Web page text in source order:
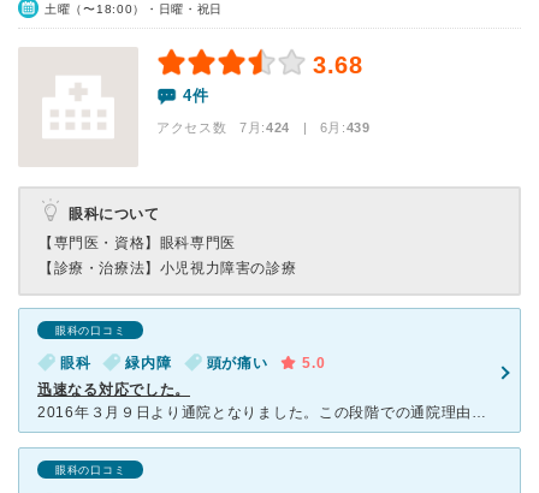
土曜（〜18:00）・日曜・祝日
3.68
4件
アクセス数 7月:424 | 6月:439
眼科について
【専門医・資格】 眼科専門医
【診療・治療法】 小児視力障害の診療
眼科の口コミ
眼科 緑内障 頭が痛い
5.0
迅速なる対応でした。
2016年３月９日より通院となりました。この段階での通院理由は右目上瞼に出来物が確認出来た為でした。診察前の眼圧や視力検査にて数値に異常を示していたようで、これを踏まえ先生の診察となりました。「出来物
眼科の口コミ